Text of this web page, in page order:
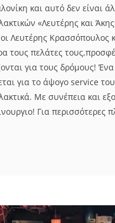
και αυτό δεν είναι
«Λευτέρης και
Λευτέρης Κρασσόπουλος
τους πελάτες
για τους δρόμους!
για το άψογο service
Με συνέπεια και
Για περισσότερες